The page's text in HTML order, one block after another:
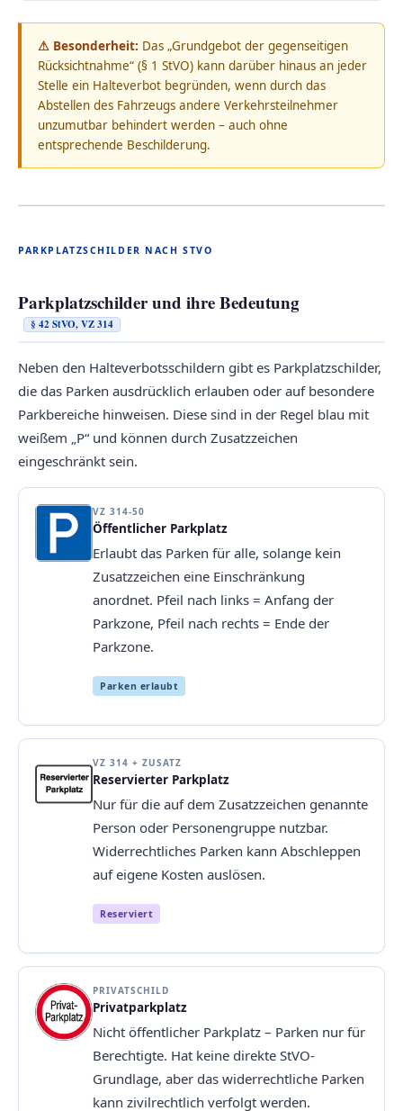
⚠ Besonderheit: Das „Grundgebot der gegenseitigen
Rücksichtnahme“ (§ 1 StVO) kann darüber hinaus an jeder
Stelle ein Halteverbot begründen, wenn durch das
Abstellen des Fahrzeugs andere Verkehrsteilnehmer
unzumutbar behindert werden – auch ohne
entsprechende Beschilderung.
PARKPLATZSCHILDER NACH STVO
Parkplatzschilder und ihre Bedeutung
§ 42 StVO, VZ 314
Neben den Halteverbotsschildern gibt es Parkplatzschilder,
die das Parken ausdrücklich erlauben oder auf besondere
Parkbereiche hinweisen. Diese sind in der Regel blau mit
weißem „P“ und können durch Zusatzzeichen
eingeschränkt sein.
VZ 314-50
Öffentlicher Parkplatz
Erlaubt das Parken für alle, solange kein
Zusatzzeichen eine Einschränkung
anordnet. Pfeil nach links = Anfang der
Parkzone, Pfeil nach rechts = Ende der
Parkzone.
Parken erlaubt
VZ 314 + ZUSATZ
Reservierter Parkplatz
Nur für die auf dem Zusatzzeichen genannte
Person oder Personengruppe nutzbar.
Widerrechtliches Parken kann Abschleppen
auf eigene Kosten auslösen.
Reserviert
PRIVATSCHILD
Privatparkplatz
Nicht öffentlicher Parkplatz – Parken nur für
Berechtigte. Hat keine direkte StVO-
Grundlage, aber das widerrechtliche Parken
kann zivilrechtlich verfolgt werden.